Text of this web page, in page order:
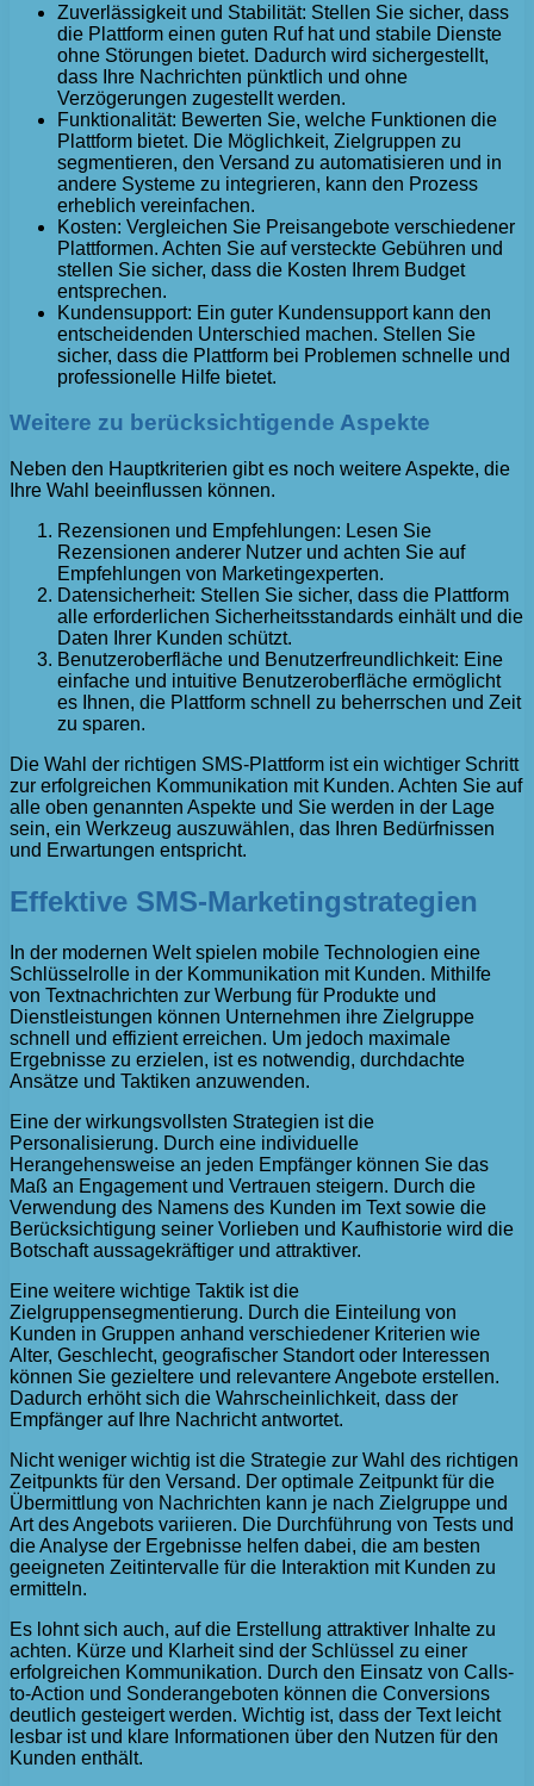
Zuverlässigkeit und Stabilität: Stellen Sie sicher, dass
die Plattform einen guten Ruf hat und stabile Dienste
ohne Störungen bietet. Dadurch wird sichergestellt,
dass Ihre Nachrichten pünktlich und ohne
Verzögerungen zugestellt werden.
Funktionalität: Bewerten Sie, welche Funktionen die
Plattform bietet. Die Möglichkeit, Zielgruppen zu
segmentieren, den Versand zu automatisieren und in
andere Systeme zu integrieren, kann den Prozess
erheblich vereinfachen.
Kosten: Vergleichen Sie Preisangebote verschiedener
Plattformen. Achten Sie auf versteckte Gebühren und
stellen Sie sicher, dass die Kosten Ihrem Budget
entsprechen.
Kundensupport: Ein guter Kundensupport kann den
entscheidenden Unterschied machen. Stellen Sie
sicher, dass die Plattform bei Problemen schnelle und
professionelle Hilfe bietet.
Weitere zu berücksichtigende Aspekte
Neben den Hauptkriterien gibt es noch weitere Aspekte, die
Ihre Wahl beeinflussen können.
Rezensionen und Empfehlungen: Lesen Sie
Rezensionen anderer Nutzer und achten Sie auf
Empfehlungen von Marketingexperten.
Datensicherheit: Stellen Sie sicher, dass die Plattform
alle erforderlichen Sicherheitsstandards einhält und die
Daten Ihrer Kunden schützt.
Benutzeroberfläche und Benutzerfreundlichkeit: Eine
einfache und intuitive Benutzeroberfläche ermöglicht
es Ihnen, die Plattform schnell zu beherrschen und Zeit
zu sparen.
Die Wahl der richtigen SMS-Plattform ist ein wichtiger Schritt
zur erfolgreichen Kommunikation mit Kunden. Achten Sie auf
alle oben genannten Aspekte und Sie werden in der Lage
sein, ein Werkzeug auszuwählen, das Ihren Bedürfnissen
und Erwartungen entspricht.
Effektive SMS-Marketingstrategien
In der modernen Welt spielen mobile Technologien eine
Schlüsselrolle in der Kommunikation mit Kunden. Mithilfe
von Textnachrichten zur Werbung für Produkte und
Dienstleistungen können Unternehmen ihre Zielgruppe
schnell und effizient erreichen. Um jedoch maximale
Ergebnisse zu erzielen, ist es notwendig, durchdachte
Ansätze und Taktiken anzuwenden.
Eine der wirkungsvollsten Strategien ist die
Personalisierung. Durch eine individuelle
Herangehensweise an jeden Empfänger können Sie das
Maß an Engagement und Vertrauen steigern. Durch die
Verwendung des Namens des Kunden im Text sowie die
Berücksichtigung seiner Vorlieben und Kaufhistorie wird die
Botschaft aussagekräftiger und attraktiver.
Eine weitere wichtige Taktik ist die
Zielgruppensegmentierung. Durch die Einteilung von
Kunden in Gruppen anhand verschiedener Kriterien wie
Alter, Geschlecht, geografischer Standort oder Interessen
können Sie gezieltere und relevantere Angebote erstellen.
Dadurch erhöht sich die Wahrscheinlichkeit, dass der
Empfänger auf Ihre Nachricht antwortet.
Nicht weniger wichtig ist die Strategie zur Wahl des richtigen
Zeitpunkts für den Versand. Der optimale Zeitpunkt für die
Übermittlung von Nachrichten kann je nach Zielgruppe und
Art des Angebots variieren. Die Durchführung von Tests und
die Analyse der Ergebnisse helfen dabei, die am besten
geeigneten Zeitintervalle für die Interaktion mit Kunden zu
ermitteln.
Es lohnt sich auch, auf die Erstellung attraktiver Inhalte zu
achten. Kürze und Klarheit sind der Schlüssel zu einer
erfolgreichen Kommunikation. Durch den Einsatz von Calls-
to-Action und Sonderangeboten können die Conversions
deutlich gesteigert werden. Wichtig ist, dass der Text leicht
lesbar ist und klare Informationen über den Nutzen für den
Kunden enthält.